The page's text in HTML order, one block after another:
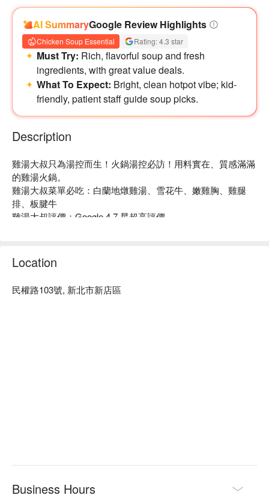
今年，大叔將熟悉的台灣滋味重新詮釋，
以「一桌辦桌」為靈感，集結湯品、主餐、小吃與懷舊甜品，
打造屬於現代的台式風味饗宴。
本季新品：剝皮辣椒蛤蜊雞湯
以【台式煲湯】為核心，嚴選在地剝皮辣椒與鮮甜蛤蜊，
慢火熬煮出溫潤回甘、微辣不嗆的經典雞湯。
AI SummaryGoogle Review Highlights
Chicken Soup Essential Rating: 4.3 star
Must Try: Rich, flavorful soup and fresh
ingredients, with great value deals.
What To Expect: Bright, clean hotpot vibe; kid-
friendly, patient staff guide soup picks.
Description
雞湯大叔只為湯控而生！火鍋湯控必訪！用料實在、質感滿滿
的雞湯火鍋。
雞湯大叔菜單必吃：白蘭地燉雞湯、雪花牛、嫩雞胸、雞腿
排、板腱牛
雞湯大叔評價：Google 4.7 星超高評價
雞湯大叔訂位、雞湯大叔優惠資訊立刻查看⬇︎
Location
民權路103號, 新北市新店區
Business Hours